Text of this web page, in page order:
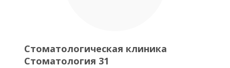
Стоматологическая клиника
Стоматология 31